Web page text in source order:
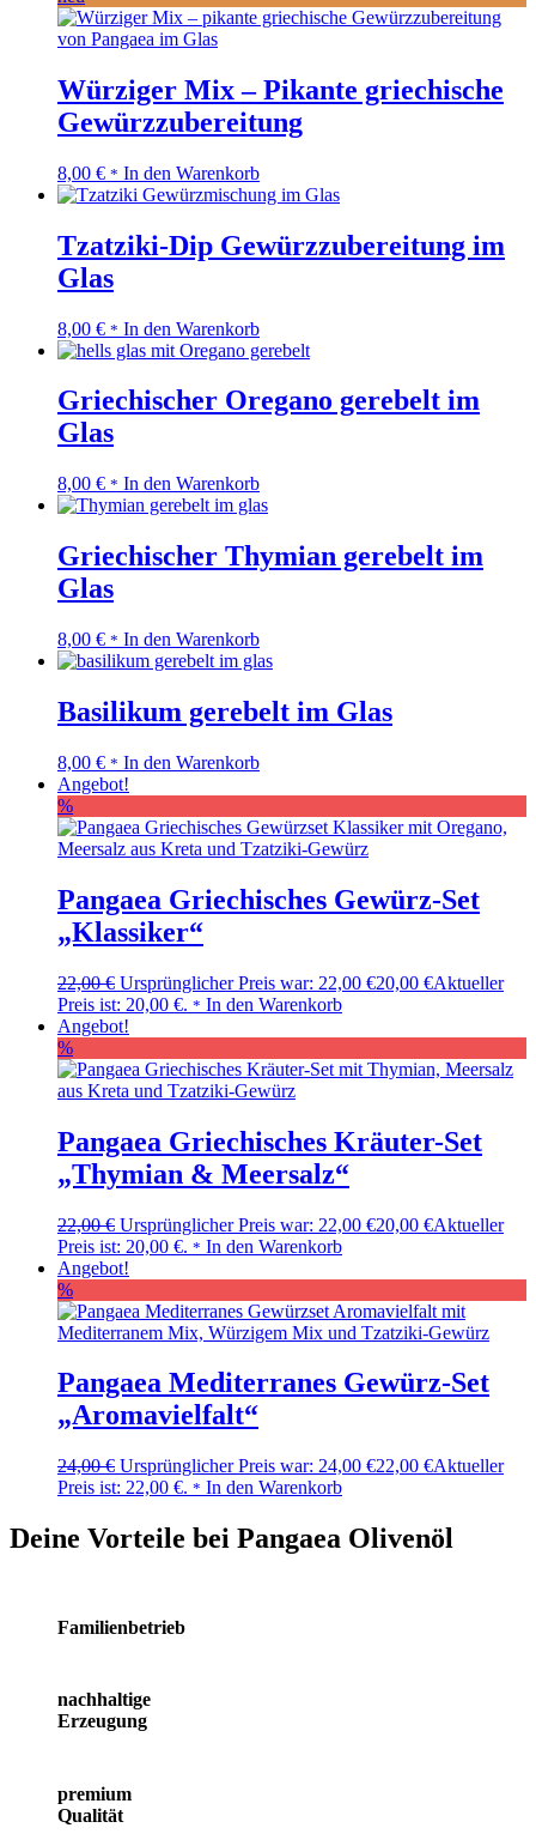
Würziger Mix – Pikante griechische
Gewürzzubereitung
8,00 € * In den Warenkorb
Tzatziki-Dip Gewürzzubereitung im
Glas
8,00 € * In den Warenkorb
Griechischer Oregano gerebelt im
Glas
8,00 € * In den Warenkorb
Griechischer Thymian gerebelt im
Glas
8,00 € * In den Warenkorb
Basilikum gerebelt im Glas
8,00 € * In den Warenkorb
Angebot!
%
Pangaea Griechisches Gewürz-Set
„Klassiker“
22,00€ Ursprünglicher Preis war: 22,00 €20,00 €Aktueller
Preis ist: 20,00 €. * In den Warenkorb
Angebot!
%
Pangaea Griechisches Kräuter-Set
„Thymian & Meersalz“
22,00€ Ursprünglicher Preis war: 22,00 €20,00 €Aktueller
Preis ist: 20,00 €. * In den Warenkorb
Angebot!
%
Pangaea Mediterranes Gewürz-Set
„Aromavielfalt“
24,00€ Ursprünglicher Preis war: 24,00 €22,00 €Aktueller
Preis ist: 22,00 €. * In den Warenkorb
Deine Vorteile bei Pangaea Olivenöl
Familienbetrieb
nachhaltige
Erzeugung
premium
Qualität